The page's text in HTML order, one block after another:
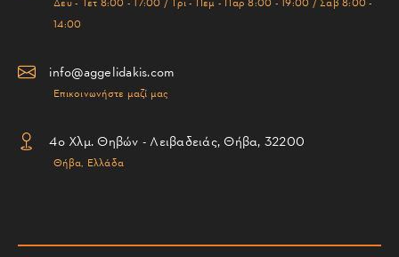
14:00
info@aggelidakis.com
Επικοινωνήστε μαζί μας
4ο Χλμ. Θηβών - Λειβαδειάς, Θήβα, 32200
Θήβα, Ελλάδα